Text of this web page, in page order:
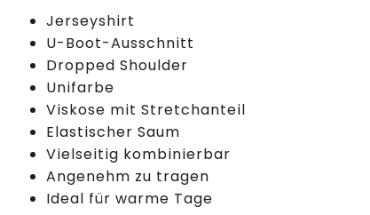
Jerseyshirt
U-Boot-Ausschnitt
Dropped Shoulder
Unifarbe
Viskose mit Stretchanteil
Elastischer Saum
Vielseitig kombinierbar
Angenehm zu tragen
Ideal für warme Tage